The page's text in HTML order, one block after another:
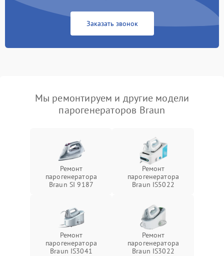
Заказать звонок
Мы ремонтируем и другие модели
парогенераторов Braun
Ремонт
парогенератора
Braun SI 9187
Ремонт
парогенератора
Braun IS5022
Ремонт
парогенератора
Braun IS3041
Ремонт
парогенератора
Braun IS3022